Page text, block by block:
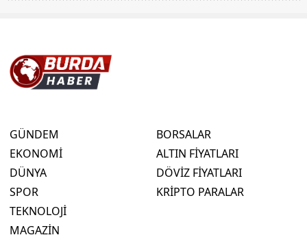
GÜNDEM
EKONOMİ
DÜNYA
SPOR
TEKNOLOJİ
MAGAZİN
BORSALAR
ALTIN FİYATLARI
DÖVİZ FİYATLARI
KRİPTO PARALAR